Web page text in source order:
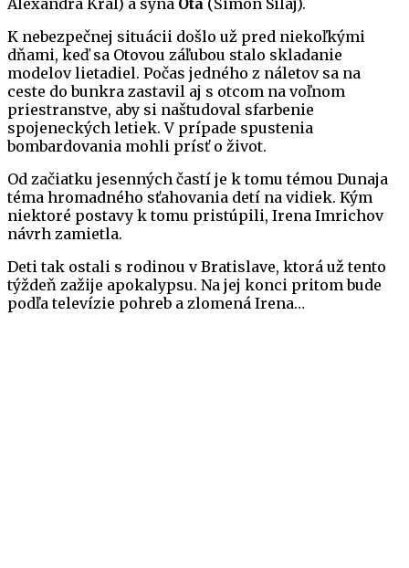
K nebezpečnej situácii došlo už pred niekoľkými
dňami, keď sa Otovou záľubou stalo skladanie
modelov lietadiel. Počas jedného z náletov sa na
ceste do bunkra zastavil aj s otcom na voľnom
priestranstve, aby si naštudoval sfarbenie
spojeneckých letiek. V prípade spustenia
bombardovania mohli prísť o život.
Od začiatku jesenných častí je k tomu témou Dunaja
téma hromadného sťahovania detí na vidiek. Kým
niektoré postavy k tomu pristúpili, Irena Imrichov
návrh zamietla.
Deti tak ostali s rodinou v Bratislave, ktorá už tento
týždeň zažije apokalypsu. Na jej konci pritom bude
podľa televízie pohreb a zlomená Irena…